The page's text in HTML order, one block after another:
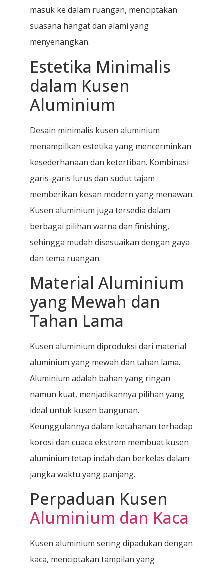
masuk ke dalam ruangan, menciptakan
suasana hangat dan alami yang
menyenangkan.
Estetika Minimalis
dalam Kusen
Aluminium
Desain minimalis kusen aluminium
menampilkan estetika yang mencerminkan
kesederhanaan dan ketertiban. Kombinasi
garis-garis lurus dan sudut tajam
memberikan kesan modern yang menawan.
Kusen aluminium juga tersedia dalam
berbagai pilihan warna dan finishing,
sehingga mudah disesuaikan dengan gaya
dan tema ruangan.
Material Aluminium
yang Mewah dan
Tahan Lama
Kusen aluminium diproduksi dari material
aluminium yang mewah dan tahan lama.
Aluminium adalah bahan yang ringan
namun kuat, menjadikannya pilihan yang
ideal untuk kusen bangunan.
Keunggulannya dalam ketahanan terhadap
korosi dan cuaca ekstrem membuat kusen
aluminium tetap indah dan berkelas dalam
jangka waktu yang panjang.
Perpaduan Kusen
Aluminium dan Kaca
Kusen aluminium sering dipadukan dengan
kaca, menciptakan tampilan yang